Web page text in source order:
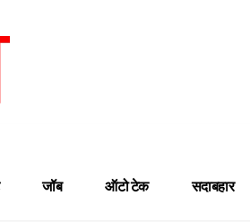
जॉब ऑटो टेक सदाबहार